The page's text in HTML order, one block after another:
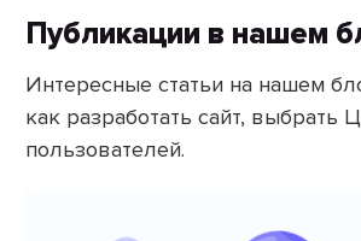
Публикации в нашем
Интересные статьи на нашем
как разработать сайт, выбрать
пользователей.